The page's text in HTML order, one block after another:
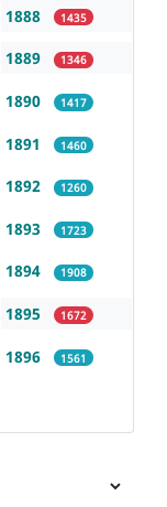
1888 1435
1889 1346
1890 1417
1891 1460
1892 1260
1893 1723
1894 1908
1895 1672
1896 1561